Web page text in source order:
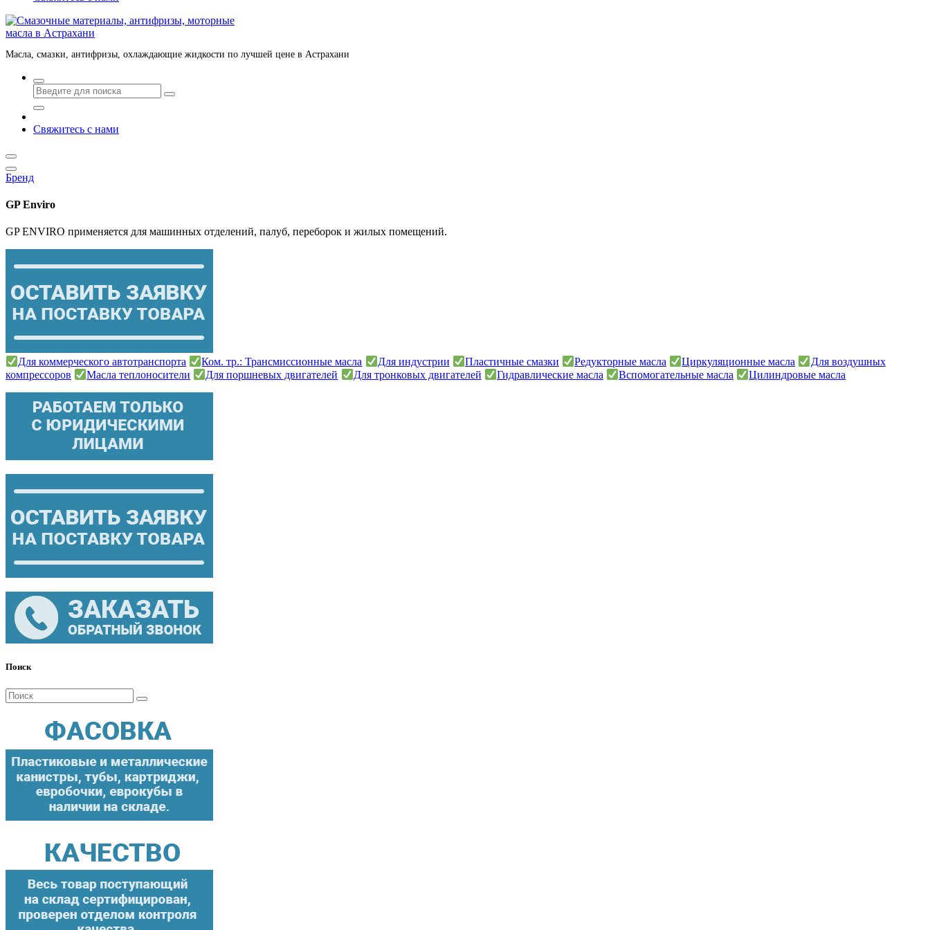
Масла, смазки, антифризы, охлаждающие жидкости по лучшей цене в Астрахани
Свяжитесь с нами
Бренд
GP Enviro
GP ENVIRO применяется для машинных отделений, палуб, переборок и жилых помещений.
Для коммерческого автотранспорта Ком. тр.: Трансмиссионные масла Для индустрии Пластичные смазки Редукторные масла Циркуляционные масла
Для воздушных
компрессоров
Масла теплоносители Для поршневых двигателей Для тронковых двигателей Гидравлические масла Вспомогательные масла Цилиндровые масла
Поиск
Поиск
для: